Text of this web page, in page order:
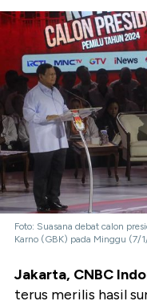
Foto: Suasana debat calon
Karno (GBK) pada Minggu (7/
Jakarta, CNBC
terus merilis hasil